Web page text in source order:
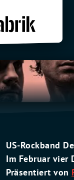
US-Rockband
Im Februar vier
Präsentiert von